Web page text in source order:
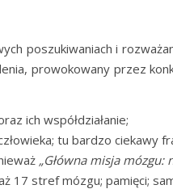
poszukiwaniach i
prowokowany przez
ich współdziałanie;
tu bardzo ciekawy
„Główna misja mózgu:
17 stref mózgu; pamięci;